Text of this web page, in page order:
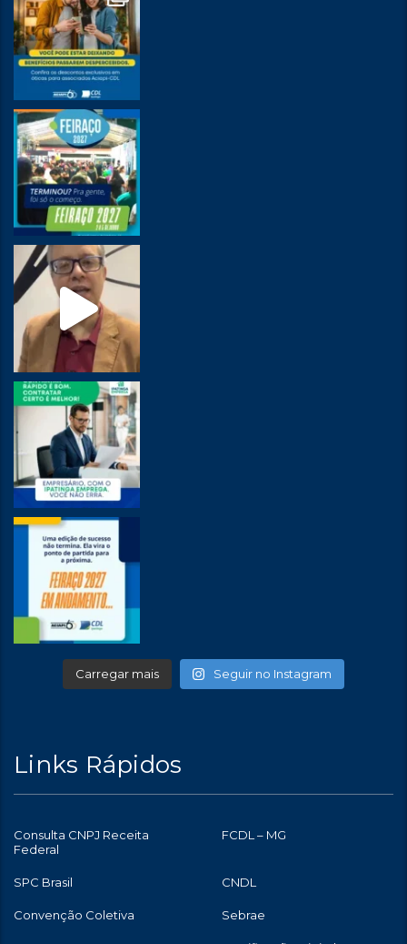
Carregar mais Seguir no Instagram
Links Rápidos
Consulta CNPJ Receita
Federal
FCDL – MG
SPC Brasil CNDL
Convenção Coletiva Sebrae